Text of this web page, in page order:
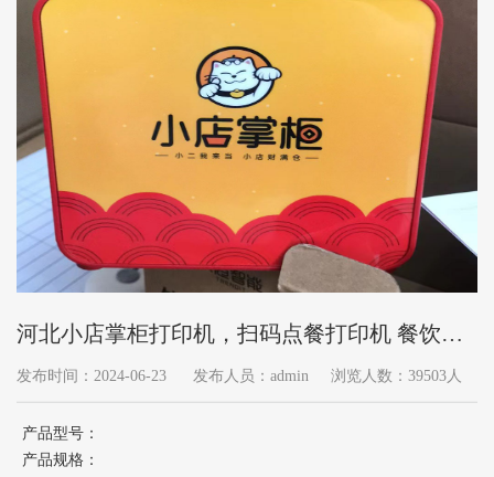
河北小店掌柜打印机，扫码点餐打印机 餐饮收
银机
发布时间：2024-06-23 发布人员：admin 浏览人数：39503人
产品型号：
产品规格：